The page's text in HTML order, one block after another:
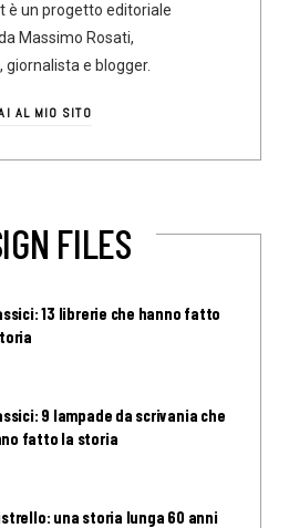
è un progetto editoriale
Massimo Rosati,
e blogger.
AL MIO SITO
FILES
13 librerie che hanno fatto
9 lampade da scrivania che
fatto la storia
una storia lunga 60 anni